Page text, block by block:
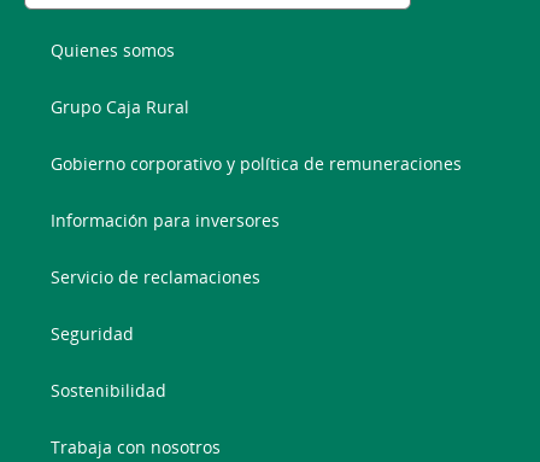
Quienes somos
Grupo Caja Rural
Gobierno corporativo y política de remuneraciones
Información para inversores
Servicio de reclamaciones
Seguridad
Sostenibilidad
Trabaja con nosotros